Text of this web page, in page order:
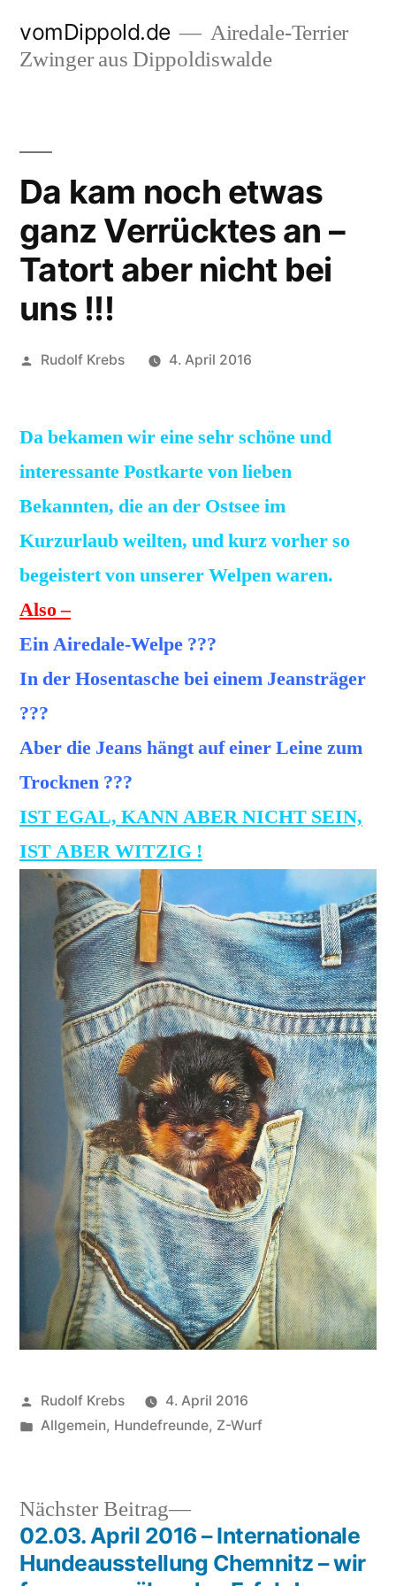
Inhalt
vomDippold.de
Airedale-Terrier
Zwinger aus Dippoldiswalde
Da kam noch etwas
ganz Verrücktes an –
Tatort aber nicht bei
uns !!!
Veröffentlicht
Rudolf Krebs 4. April 2016
Da bekamen wir eine sehr schöne und
interessante Postkarte von lieben
Bekannten, die an der Ostsee im
Kurzurlaub weilten, und kurz vorher so
begeistert von unserer Welpen waren.
Also –
Ein Airedale-Welpe ???
In der Hosentasche bei einem Jeansträger
???
Aber die Jeans hängt auf einer Leine zum
Trocknen ???
IST EGAL, KANN ABER NICHT SEIN,
IST ABER WITZIG !
Veröffentlicht
von
Rudolf Krebs
4. April 2016
Veröffentlicht
Allgemein, Hundefreunde, Z-Wurf
Beitragsnavigation
Nächster Beitrag
Nächster
Beitrag:
02.03. April 2016 – Internationale
Hundeausstellung Chemnitz – wir